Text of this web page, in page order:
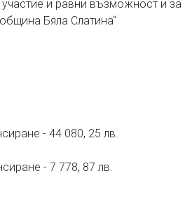
и равни възможност и за
Бяла Слатина“
- 44 080, 25 лв.
- 7 778, 87 лв.